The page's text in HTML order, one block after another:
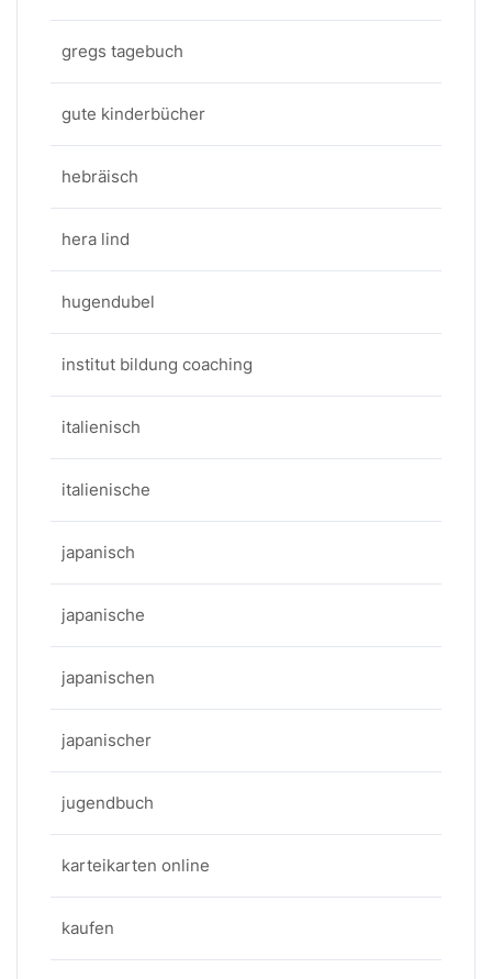
gregs tagebuch
gute kinderbücher
hebräisch
hera lind
hugendubel
institut bildung coaching
italienisch
italienische
japanisch
japanische
japanischen
japanischer
jugendbuch
karteikarten online
kaufen